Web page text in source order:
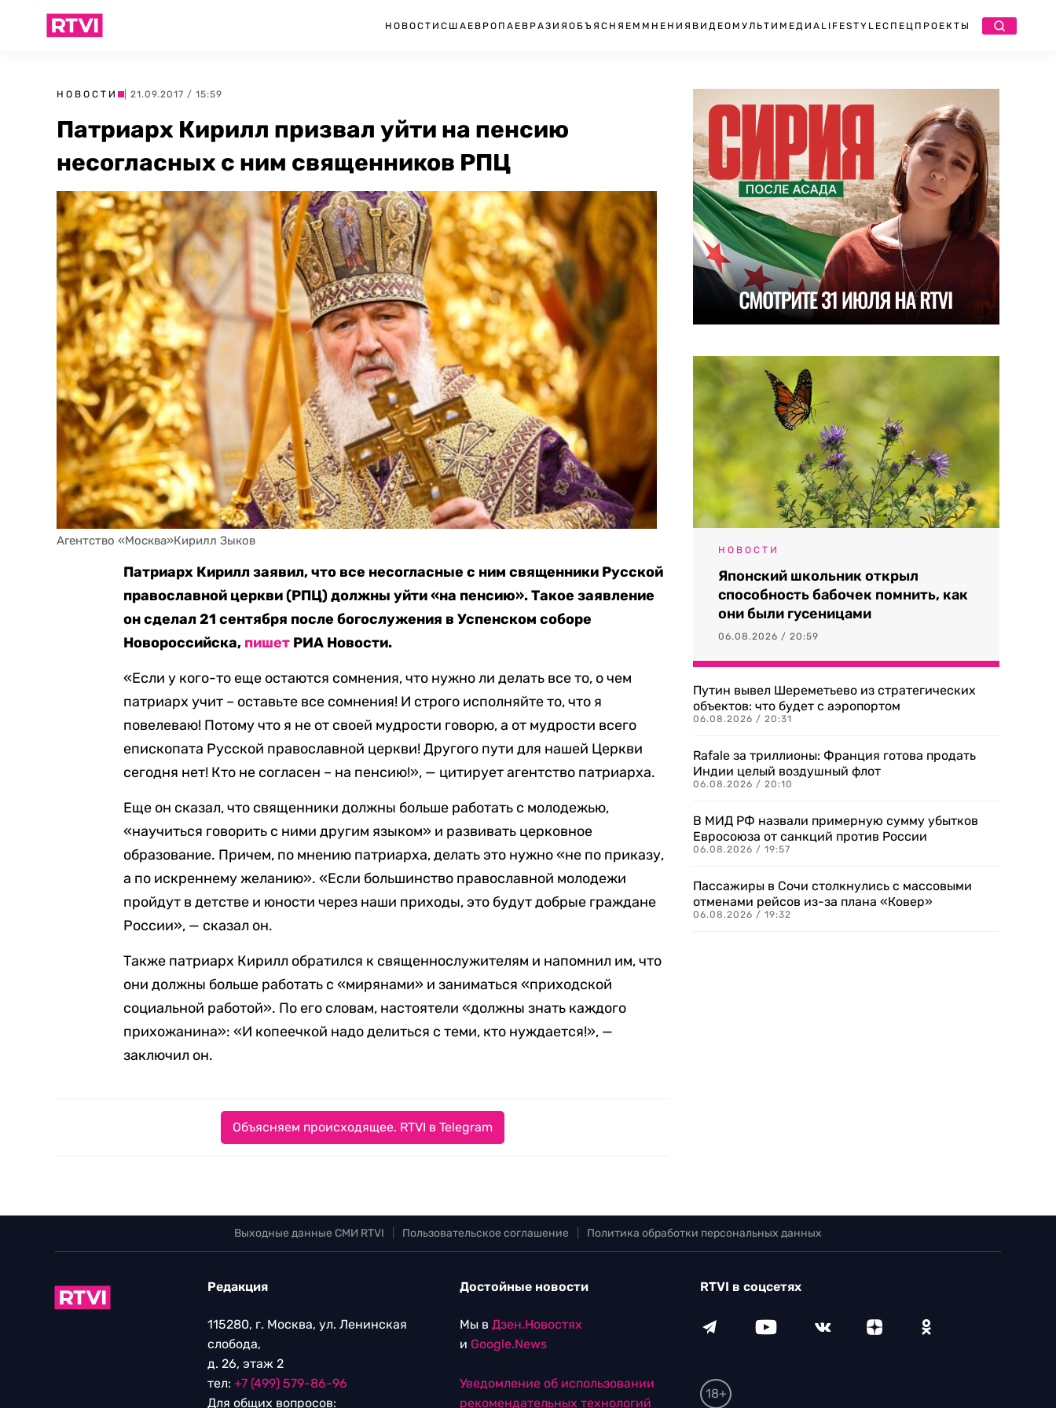
НОВОСТИ США ЕВРОПА ЕВРАЗИЯ ОБЪЯСНЯЕМ МНЕНИЯ ВИДЕО МУЛЬТИМЕДИА LIFESTYLEСПЕЦПРОЕКТЫ
НОВОСТИ | 21.09.2017 / 15:59
Патриарх Кирилл призвал уйти на пенсию
несогласных с ним священников РПЦ
Агентство «Москва»Кирилл Зыков
Патриарх Кирилл заявил, что все несогласные с ним священники Русской
православной церкви (РПЦ) должны уйти «на пенсию». Такое заявление
он сделал 21 сентября после богослужения в Успенском соборе
Новороссийска, пишет РИА Новости.
«Если у кого-то еще остаются сомнения, что нужно ли делать все то, о чем
патриарх учит – оставьте все сомнения! И строго исполняйте то, что я
повелеваю! Потому что я не от своей мудрости говорю, а от мудрости всего
епископата Русской православной церкви! Другого пути для нашей Церкви
сегодня нет! Кто не согласен – на пенсию!», — цитирует агентство патриарха.
Еще он сказал, что священники должны больше работать с молодежью,
«научиться говорить с ними другим языком» и развивать церковное
образование. Причем, по мнению патриарха, делать это нужно «не по приказу,
а по искреннему желанию». «Если большинство православной молодежи
пройдут в детстве и юности через наши приходы, это будут добрые граждане
России», — сказал он.
Также патриарх Кирилл обратился к священнослужителям и напомнил им, что
они должны больше работать с «мирянами» и заниматься «приходской
социальной работой». По его словам, настоятели «должны знать каждого
прихожанина»: «И копеечкой надо делиться с теми, кто нуждается!», —
заключил он.
Объясняем происходящее. RTVI в Telegram
НОВОСТИ
Японский школьник открыл
способность бабочек помнить, как
они были гусеницами
06.08.2026 / 20:59
Путин вывел Шереметьево из стратегических
объектов: что будет с аэропортом
06.08.2026 / 20:31
Rafale за триллионы: Франция готова продать
Индии целый воздушный флот
06.08.2026 / 20:10
В МИД РФ назвали примерную сумму убытков
Евросоюза от санкций против России
06.08.2026 / 19:57
Пассажиры в Сочи столкнулись с массовыми
отменами рейсов из-за плана «Ковер»
06.08.2026 / 19:32
Выходные данные СМИ RTVI Пользовательское соглашение Политика обработки персональных данных
Редакция
115280, г. Москва, ул. Ленинская
слобода,
д. 26, этаж 2
тел: +7 (499) 579-86-96
Для общих вопросов:
Достойные новости
Мы в Дзен.Новостях
и Google.News
Уведомление об использовании
рекомендательных технологий
RTVI в соцсетях
18+